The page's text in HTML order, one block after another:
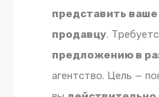
представить
продавцу.
предложению в
агентство. Цель —